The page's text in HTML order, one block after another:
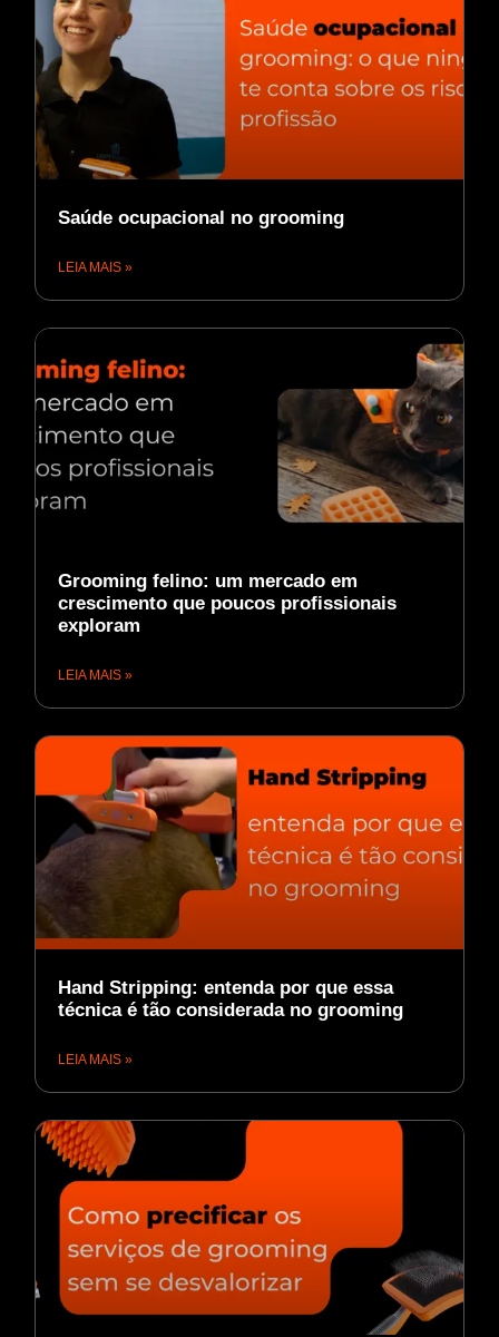
Saúde ocupacional no grooming
LEIA MAIS »
Grooming felino: um mercado em
crescimento que poucos profissionais
exploram
LEIA MAIS »
Hand Stripping: entenda por que essa
técnica é tão considerada no grooming
LEIA MAIS »